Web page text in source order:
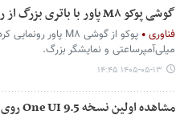
گوشی پوکو M۸ پاور با باتری بزرگ از راه رسید
فناوری
میلی‌آمپرساعتی و نمایشگر بزرگ.
۱۴۰۵-۰۵-۱۳ ۱۴:۴۵
مشاهده اولین نسخه One UI 9.5 روی سرورهای سامسونگ